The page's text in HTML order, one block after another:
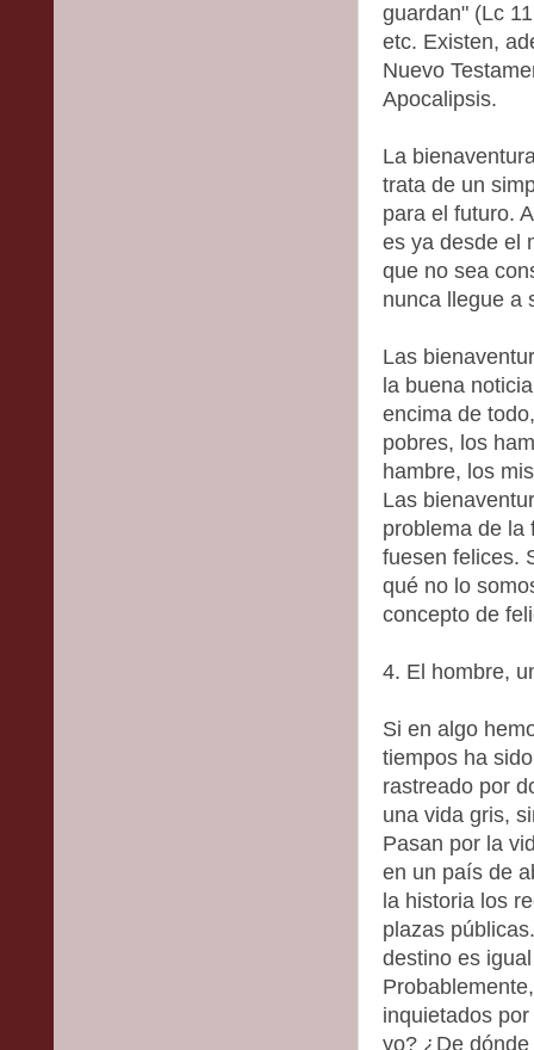
guardan" (Lc
etc. Existen,
Nuevo
Apocalipsis.
La
trata de un
para el futuro.
es ya desde el
que no sea
nunca llegue a
Las
la buena
encima de
pobres, los
hambre, los
Las
problema de la
fuesen felices.
qué no lo
concepto de
4. El hombre,
Si en algo
tiempos ha
rastreado por
una vida gris,
Pasan por la
en un país de
la historia los
plazas
destino es
inquietados
yo? ¿De